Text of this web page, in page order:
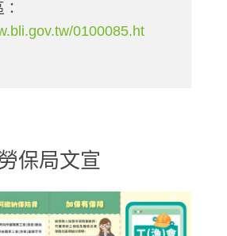
0100085.ht
保局文宣